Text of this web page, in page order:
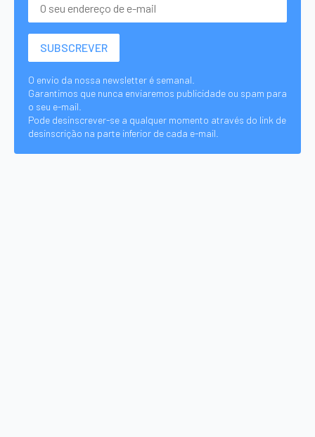
O envio da nossa newsletter é semanal.
Garantimos que nunca enviaremos publicidade ou spam para
o seu e-mail.
Pode desinscrever-se a qualquer momento através do link de
desinscrição na parte inferior de cada e-mail.